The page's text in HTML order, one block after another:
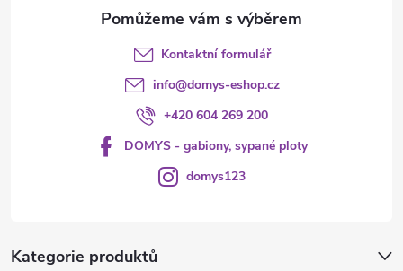
Kategorie produktů
Kontaktní formulář
info@domys-eshop.cz
+420 604 269 200
DOMYS - gabiony, sypané ploty
domys123